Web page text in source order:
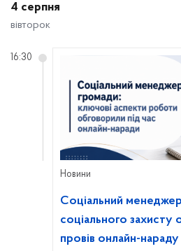
4 серпня
вівторок
Новини
Соціальний
соціального захисту
провів онлайн-
16:30